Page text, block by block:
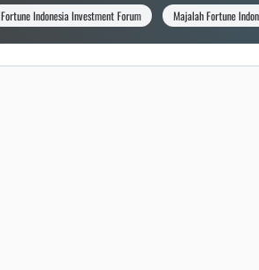
Fortune Indonesia Investment Forum Majalah Fortune